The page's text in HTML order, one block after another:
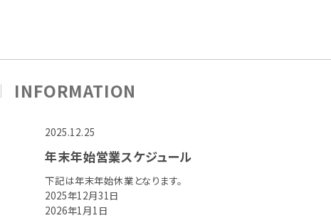
INFORMATION
2025.12.25
年末年始営業スケジュール
下記は年末年始休業となります。
2025年12月31日
2026年1月1日